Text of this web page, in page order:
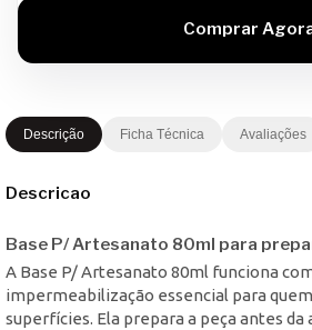
Descrição Ficha Técnica Avaliações
Descricao
Base P/ Artesanato 80ml para
A Base P/ Artesanato 80ml funciona
impermeabilização essencial para
superfícies. Ela prepara a peça antes da